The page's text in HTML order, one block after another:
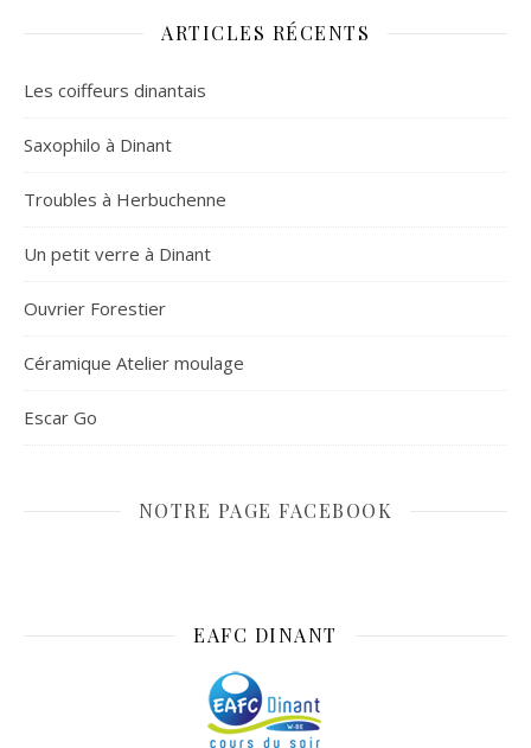
ARTICLES RÉCENTS
Les coiffeurs dinantais
Saxophilo à Dinant
Troubles à Herbuchenne
Un petit verre à Dinant
Ouvrier Forestier
Céramique Atelier moulage
Escar Go
NOTRE PAGE FACEBOOK
EAFC DINANT